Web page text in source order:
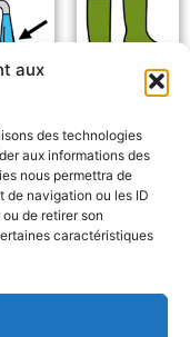
aux
des technologies
aux informations des
nous permettra de
de navigation ou les ID
de retirer son
caractéristiques
Bottes
a